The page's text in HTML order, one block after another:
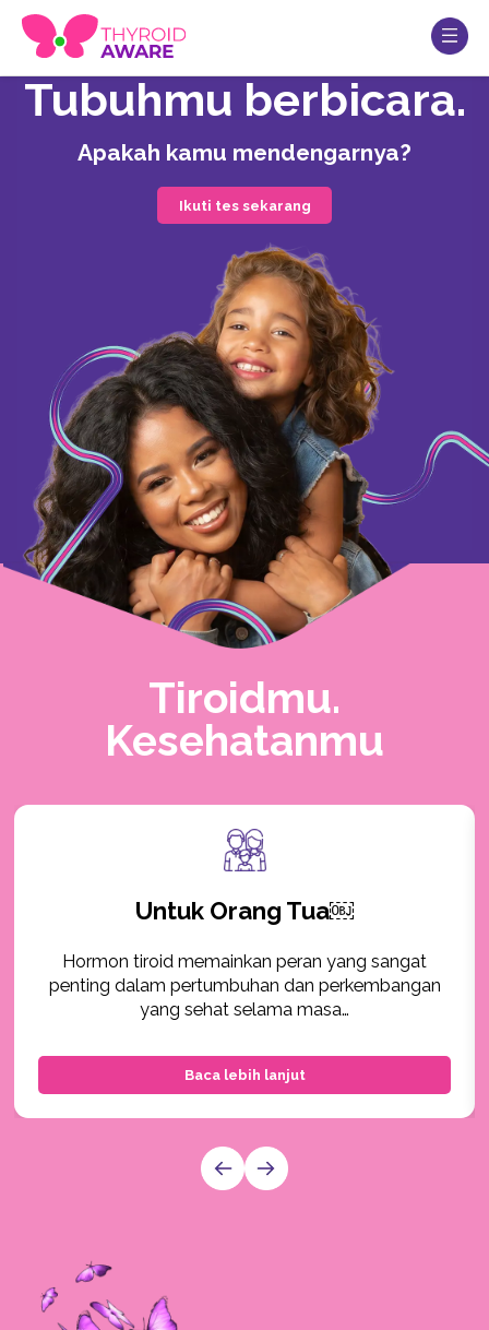
Tubuhmu berbicara.
Apakah kamu mendengarnya?
Ikuti tes sekarang
Tiroidmu.
Kesehatanmu
Untuk Orang Tua￼
Hormon tiroid memainkan peran yang sangat
penting dalam pertumbuhan dan perkembangan
yang sehat selama masa…
Baca lebih lanjut